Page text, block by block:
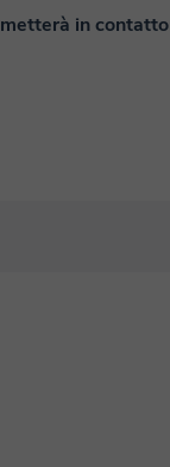
in contatto